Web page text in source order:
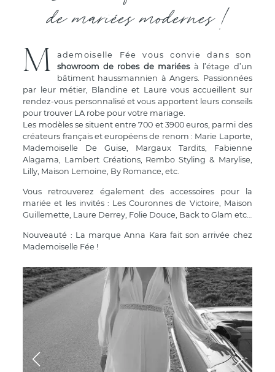
de mariées modernes !
M
ademoiselle Fée vous convie dans son
showroom de robes de mariéesà l’étage d’un
bâtiment haussmannien à Angers. Passionnées
par leur métier, Blandine et Laure vous accueillent sur
rendez-vous personnalisé et vous apportent leurs conseils
pour trouver LA robe pour votre mariage.
Les modèles se situent entre 700 et 3900 euros, parmi des
créateurs français et européens de renom : Marie Laporte,
Mademoiselle De Guise, Margaux Tardits, Fabienne
Alagama, Lambert Créations, Rembo Styling & Marylise,
Lilly, Maison Lemoine, By Romance, etc.
Vous retrouverez également des accessoires pour la
mariée et les invités : Les Couronnes de Victoire, Maison
Guillemette, Laure Derrey, Folie Douce, Back to Glam etc…
Nouveauté : La marque Anna Kara fait son arrivée chez
Mademoiselle Fée !